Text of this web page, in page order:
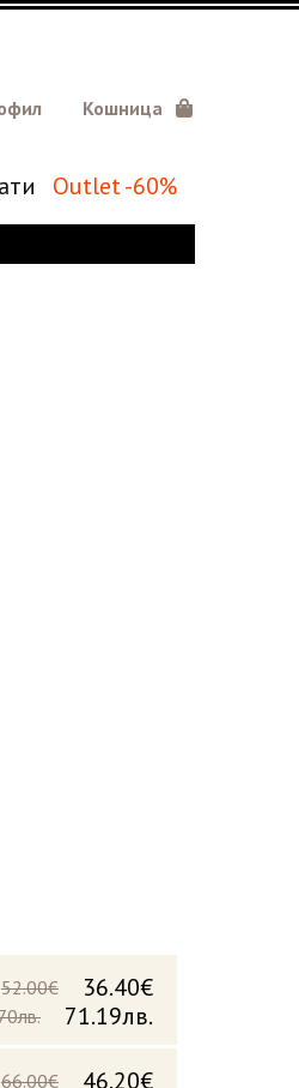
Кошница
Outlet -60%
36.40€
52.00€
71.19лв.
46.20€
66.00€